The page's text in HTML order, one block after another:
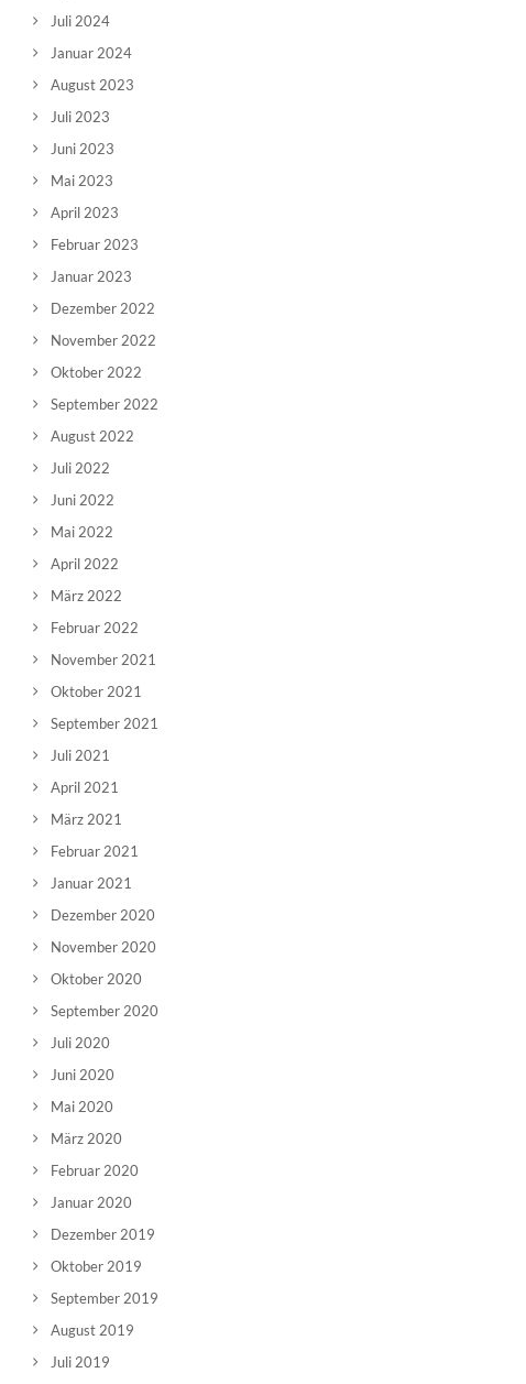
Juli 2024
Januar 2024
August 2023
Juli 2023
Juni 2023
Mai 2023
April 2023
Februar 2023
Januar 2023
Dezember 2022
November 2022
Oktober 2022
September 2022
August 2022
Juli 2022
Juni 2022
Mai 2022
April 2022
März 2022
Februar 2022
November 2021
Oktober 2021
September 2021
Juli 2021
April 2021
März 2021
Februar 2021
Januar 2021
Dezember 2020
November 2020
Oktober 2020
September 2020
Juli 2020
Juni 2020
Mai 2020
März 2020
Februar 2020
Januar 2020
Dezember 2019
Oktober 2019
September 2019
August 2019
Juli 2019